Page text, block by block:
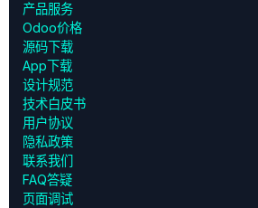
产品服务
Odoo价格
源码下载
App下载
设计规范
技术白皮书
用户协议
‎隐私政策‎
联系我们
FAQ答疑
页面调试